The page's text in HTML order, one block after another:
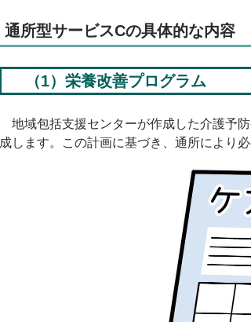
通所型サービスCの具体的な内容
（1）栄養改善プログラム
地域包括支援センターが作成した介護予
成します。この計画に基づき、通所により